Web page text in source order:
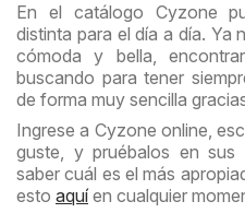
En el catálogo Cyzone
distinta para el día a día. Ya
cómoda y bella,
buscando para tener
de forma muy sencilla
Ingrese a Cyzone online,
guste, y pruébalos en sus
saber cuál es el más
esto aquíen cualquier